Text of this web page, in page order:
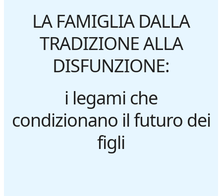
LA FAMIGLIA DALLA
TRADIZIONE ALLA
DISFUNZIONE:
i legami che
condizionano il futuro dei
figli